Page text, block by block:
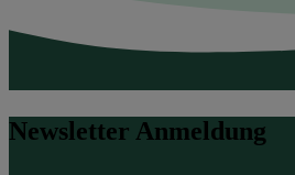
Newsletter Anmeldung